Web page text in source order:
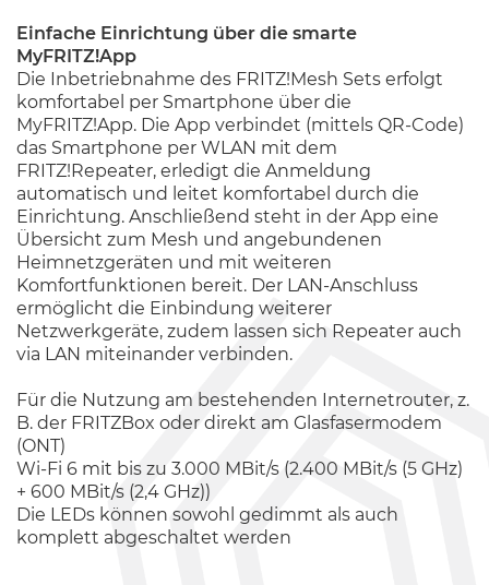
Einfache Einrichtung über die smarte
MyFRITZ!App
Die Inbetriebnahme des FRITZ!Mesh Sets erfolgt
komfortabel per Smartphone über die
MyFRITZ!App. Die App verbindet (mittels QR-Code)
das Smartphone per WLAN mit dem
FRITZ!Repeater, erledigt die Anmeldung
automatisch und leitet komfortabel durch die
Einrichtung. Anschließend steht in der App eine
Übersicht zum Mesh und angebundenen
Heimnetzgeräten und mit weiteren
Komfortfunktionen bereit. Der LAN-Anschluss
ermöglicht die Einbindung weiterer
Netzwerkgeräte, zudem lassen sich Repeater auch
via LAN miteinander verbinden.
Für die Nutzung am bestehenden Internetrouter, z.
B. der FRITZBox oder direkt am Glasfasermodem
(ONT)
Wi-Fi 6 mit bis zu 3.000 MBit/s (2.400 MBit/s (5 GHz)
+ 600 MBit/s (2,4 GHz))
Die LEDs können sowohl gedimmt als auch
komplett abgeschaltet werden